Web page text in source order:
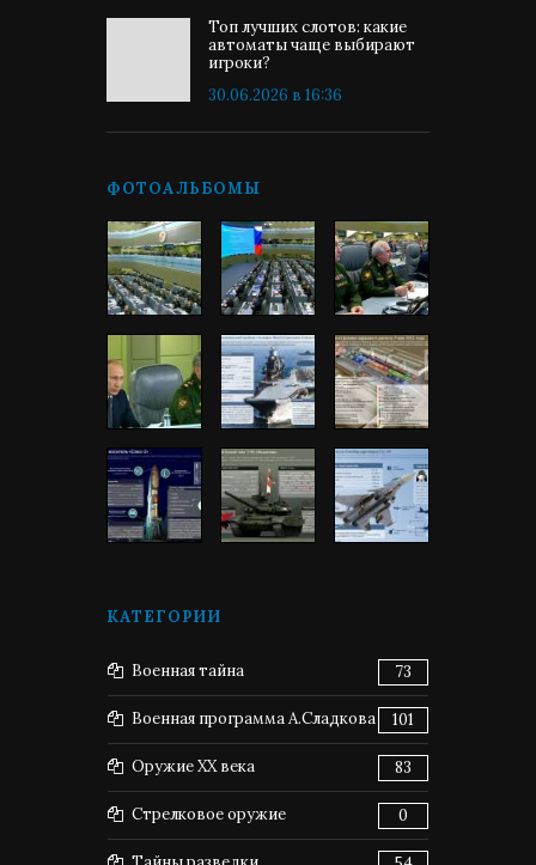
Топ лучших слотов: какие
автоматы чаще выбирают
игроки?
30.06.2026 в 16:36
ФОТОАЛЬБОМЫ
КАТЕГОРИИ
Военная тайна 73
Военная программа А.Сладкова 101
Оружие XX века 83
Стрелковое оружие 0